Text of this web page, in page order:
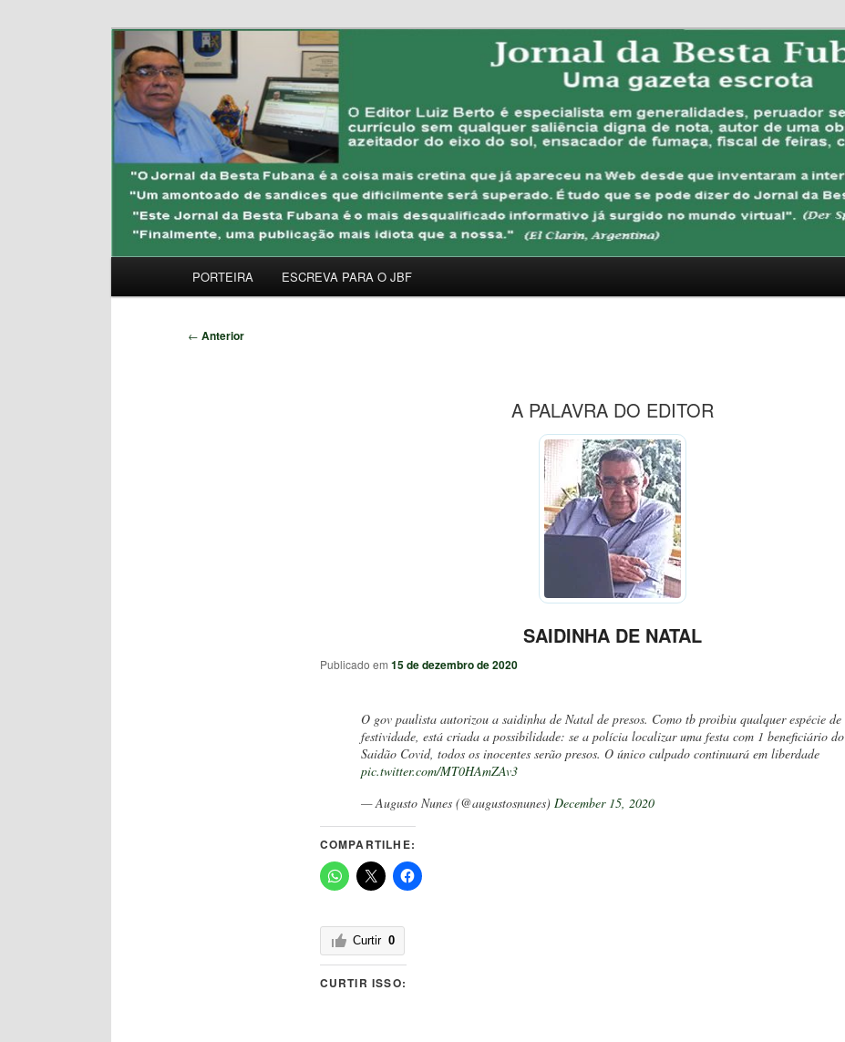
JORNAL DA BESTA FUBANA
Uma Gazeta Escrota
PORTEIRA ESCREVA PARA O JBF
Navegação
← Anterior
A PALAVRA DO EDITOR
SAIDINHA DE NATAL
Publicado em 15 de dezembro de 2020
O gov paulista autorizou a saidinha de Natal de presos. Como tb proibiu qualquer espécie de
festividade, está criada a possibilidade: se a polícia localizar uma festa com 1 beneficiário do
Saidão Covid, todos os inocentes serão presos. O único culpado continuará em liberdade
pic.twitter.com/MT0HAmZAv3
— Augusto Nunes (@augustosnunes) December 15, 2020
COMPARTILHE:
Curtir 0
CURTIR ISSO: